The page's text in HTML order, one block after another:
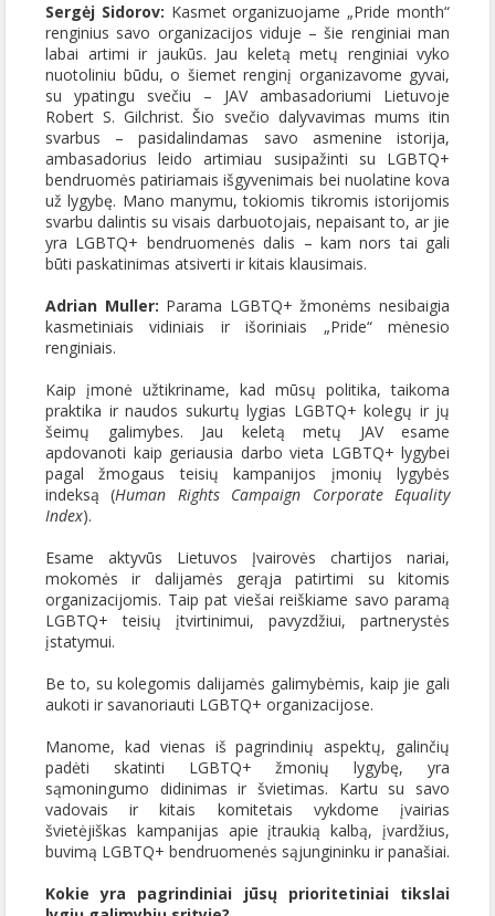
Sergėj Sidorov: Kasmet organizuojame „Pride month“
renginius savo organizacijos viduje – šie renginiai man
labai artimi ir jaukūs. Jau keletą metų renginiai vyko
nuotoliniu būdu, o šiemet renginį organizavome gyvai,
su ypatingu svečiu – JAV ambasadoriumi Lietuvoje
Robert S. Gilchrist. Šio svečio dalyvavimas mums itin
svarbus – pasidalindamas savo asmenine istorija,
ambasadorius leido artimiau susipažinti su LGBTQ+
bendruomės patiriamais išgyvenimais bei nuolatine kova
už lygybę. Mano manymu, tokiomis tikromis istorijomis
svarbu dalintis su visais darbuotojais, nepaisant to, ar jie
yra LGBTQ+ bendruomenės dalis – kam nors tai gali
būti paskatinimas atsiverti ir kitais klausimais.
Adrian Muller: Parama LGBTQ+ žmonėms nesibaigia
kasmetiniais vidiniais ir išoriniais „Pride“ mėnesio
renginiais.
Kaip įmonė užtikriname, kad mūsų politika, taikoma
praktika ir naudos sukurtų lygias LGBTQ+ kolegų ir jų
šeimų galimybes. Jau keletą metų JAV esame
apdovanoti kaip geriausia darbo vieta LGBTQ+ lygybei
pagal žmogaus teisių kampanijos įmonių lygybės
indeksą (Human Rights Campaign Corporate Equality
Index).
Esame aktyvūs Lietuvos Įvairovės chartijos nariai,
mokomės ir dalijamės gerąja patirtimi su kitomis
organizacijomis. Taip pat viešai reiškiame savo paramą
LGBTQ+ teisių įtvirtinimui, pavyzdžiui, partnerystės
įstatymui.
Be to, su kolegomis dalijamės galimybėmis, kaip jie gali
aukoti ir savanoriauti LGBTQ+ organizacijose.
Manome, kad vienas iš pagrindinių aspektų, galinčių
padėti skatinti LGBTQ+ žmonių lygybę, yra
sąmoningumo didinimas ir švietimas. Kartu su savo
vadovais ir kitais komitetais vykdome įvairias
švietėjiškas kampanijas apie įtraukią kalbą, įvardžius,
buvimą LGBTQ+ bendruomenės sąjungininku ir panašiai.
Kokie yra pagrindiniai jūsų prioritetiniai tikslai